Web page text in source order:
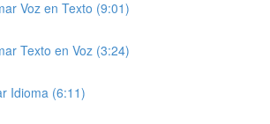
Voz en Texto (9:01)
Texto en Voz (3:24)
Idioma (6:11)